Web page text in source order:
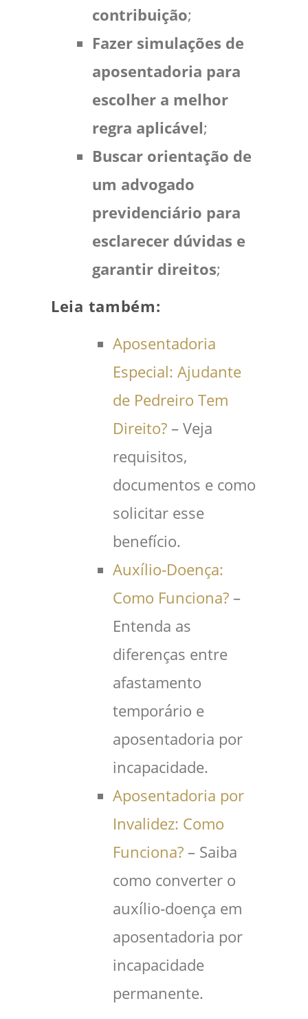
contribuição;
Fazer simulações de
aposentadoria para
escolher a melhor
regra aplicável;
Buscar orientação de
um advogado
previdenciário para
esclarecer dúvidas e
garantir direitos;
Leia também:
Aposentadoria
Especial: Ajudante
de Pedreiro Tem
Direito? – Veja
requisitos,
documentos e como
solicitar esse
benefício.
Auxílio‑Doença:
Como Funciona? –
Entenda as
diferenças entre
afastamento
temporário e
aposentadoria por
incapacidade.
Aposentadoria por
Invalidez: Como
Funciona? – Saiba
como converter o
auxílio‑doença em
aposentadoria por
incapacidade
permanente.